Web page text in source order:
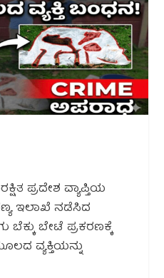
ಪ್ರದೇಶ ವ್ಯಾಪ್ತಿಯ
ಇಲಾಖೆ ನಡೆಸಿದ
ಬೇಟೆ ಪ್ರಕರಣಕ್ಕೆ
ವ್ಯಕ್ತಿಯನ್ನು